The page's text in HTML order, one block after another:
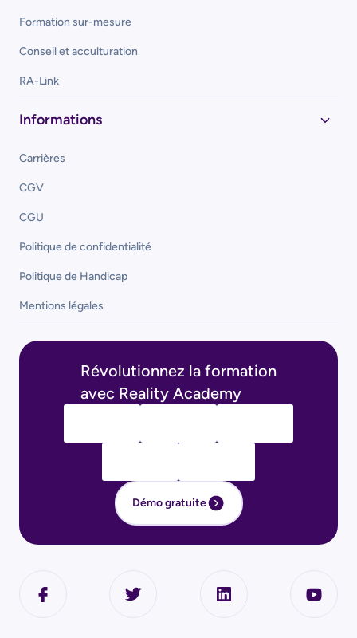
Formation sur-mesure
Conseil et acculturation
RA-Link
Informations
Carrières
CGV
CGU
Politique de confidentialité
Politique de Handicap
Mentions légales
Révolutionnez la formation
avec Reality Academy
Démo gratuite